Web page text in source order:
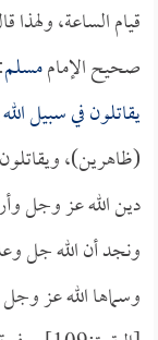
قيام الساعة، ولهذا
صحيح الإماممسلم
يقاتلون في سبيل
(ظاهرين)،
دين الله عز وجل
ونجد أن الله جل
وسماها الله عز